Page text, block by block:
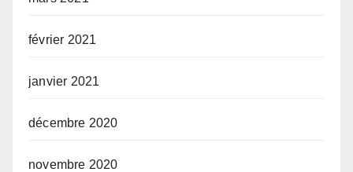
février 2021
janvier 2021
décembre 2020
novembre 2020